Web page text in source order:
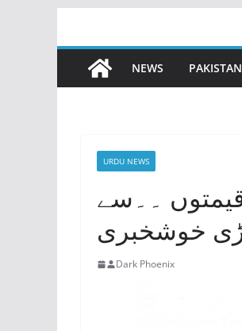
content
NEWS PAKISTAN
URDU NEWS
۔۔سے
خوشخبری
Dark Phoenix